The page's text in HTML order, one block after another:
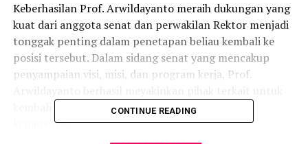
Keberhasilan Prof. Arwildayanto meraih dukungan yang
kuat dari anggota senat dan perwakilan Rektor menjadi
tonggak penting dalam penetapan beliau kembali ke
posisi tersebut. Dalam sidang senat yang mencakup
penyampaian visi, misi, dan program kerja, Prof.
kembali memberikan kepercayaan dan amanah
kepadanya.
CONTINUE READING